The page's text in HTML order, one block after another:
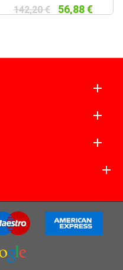
142,20 € 56,88 €